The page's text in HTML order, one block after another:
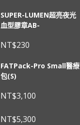
SUPER-LUMEN超亮夜光
血型膠章AB-
NT$230
FATPack-Pro Small醫療
包(S)
NT$3,100
NT$5,300